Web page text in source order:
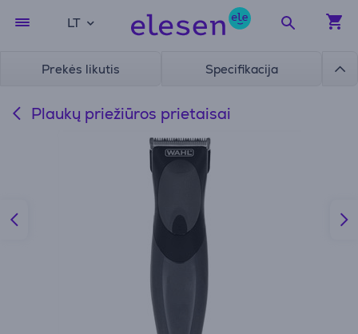
LT
Prekės likutis Specifikacija
Plaukų priežiūros prietaisai